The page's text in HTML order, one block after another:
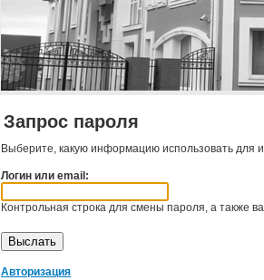
Запрос пароля
Выберите, какую информацию использовать для
Логин или email:
Контрольная строка для смены пароля, а также
Авторизация